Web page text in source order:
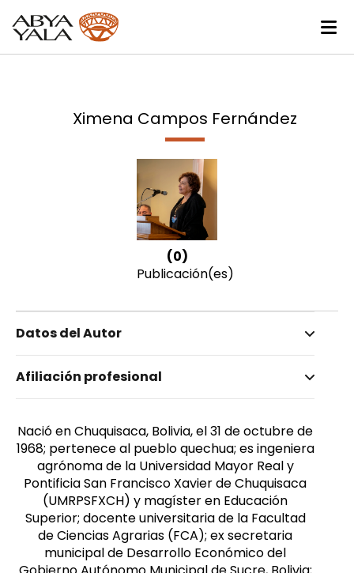
Ximena Campos Fernández
(0)
Publicación(es)
Datos del Autor
Campos Fernández, Ximena
Afiliación profesional
Nació en Chuquisaca, Bolivia, el 31 de octubre de
1968; pertenece al pueblo quechua; es ingeniera
agrónoma de la Universidad Mayor Real y
Pontificia San Francisco Xavier de Chuquisaca
(UMRPSFXCH) y magíster en Educación
Superior; docente universitaria de la Facultad
de Ciencias Agrarias (FCA); ex secretaria
municipal de Desarrollo Económico del